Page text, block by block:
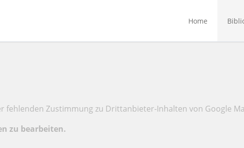
Home
fehlenden Zustimmung zu Drittanbieter-Inhalten von Google
zu bearbeiten.